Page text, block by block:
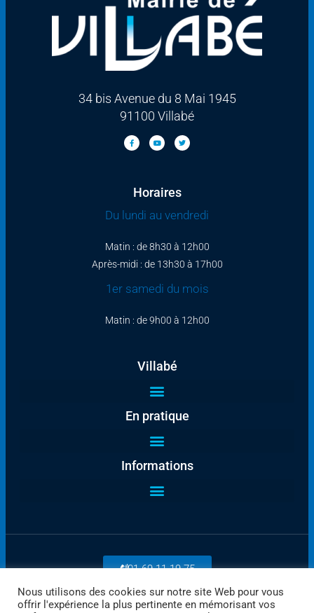
34 bis Avenue du 8 Mai 1945
91100 Villabé
Horaires
Du lundi au vendredi
Matin : de 8h30 à 12h00
Après-midi : de 13h30 à 17h00
1er samedi du mois
Matin : de 9h00 à 12h00
Villabé
En pratique
Informations
01 69 11 19 75
Payez en ligne
Nous utilisons des cookies sur notre site Web pour vous
offrir l'expérience la plus pertinente en mémorisant vos